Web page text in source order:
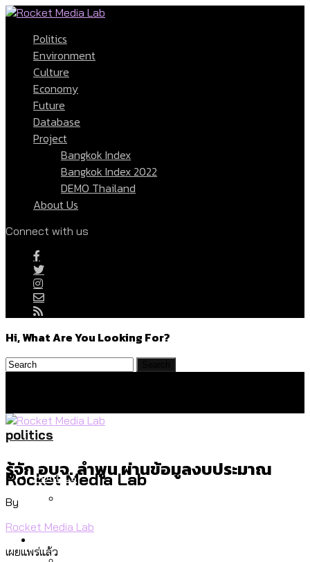
Politics
Environment
Culture
Economy
Future
Database
Project
Bangkok Index
Bangkok Index 2022
DEMO Thailand
About Us
Connect with us
Hi, What Are You Looking For?
Rocket Media Lab
Politics
สำรวจร่างงบปี 70 ของ กทม. สำนักการ
Environment
politics
รู้จัก อบจ. ลำพูน ผ่านข้อมูลงบประมาณ
By
Rocket Media Lab
เผยแพร่แล้ว